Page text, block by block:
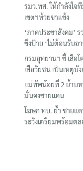
รมว.ทส. ให้กำลังใจ
เขตฯห้วยขาแข้ง
‘ภาคประชาสังคม’
ขึงป้าย ‘ไม่ต้อนรับอ
กรมอุทยานฯ ชี้ เสือ
เสือวัยซน เป็นเหตุบั
แม่ทัพน้อยที่ 2 ย้ำบ
มั่นคงชายแดน
โฆษก ทบ. ย้ำ ชายแ
ระวังเตรียมพร้อมต